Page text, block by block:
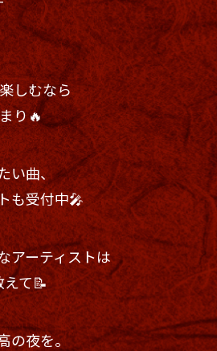
しむなら
り🔥
い曲、
も受付中🎤
アーティストは
て📝
の夜を。